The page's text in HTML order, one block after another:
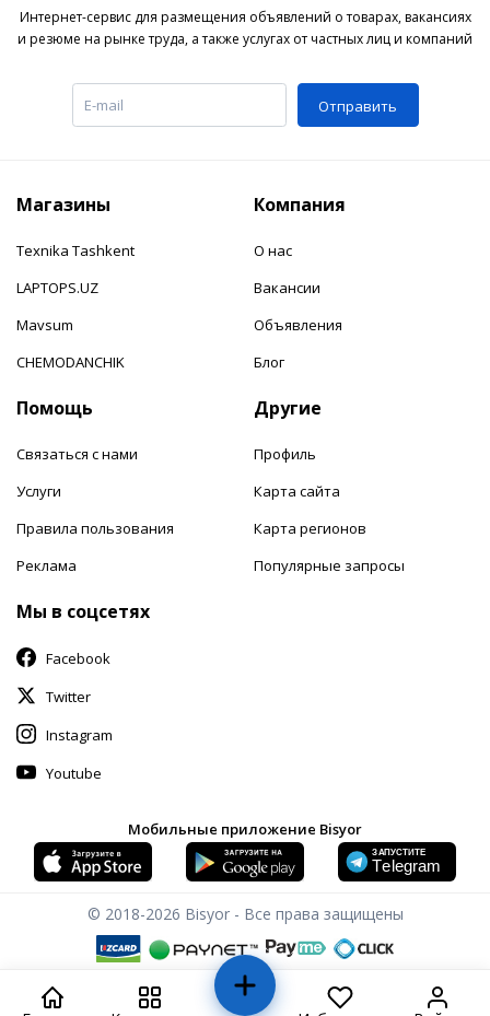
Интернет-сервис для размещения объявлений о товарах, вакансиях
и резюме на рынке труда, а также услугах от частных лиц и компаний
Отправить
Магазины
Texnika Tashkent
LAPTOPS.UZ
Mavsum
CHEMODANCHIK
Компания
О нас
Вакансии
Объявления
Блог
Помощь
Связаться с нами
Услуги
Правила пользования
Реклама
Другие
Профиль
Карта сайта
Карта регионов
Популярные запросы
Мы в соцсетях
Facebook
Twitter
Instagram
Youtube
Мобильные приложение Bisyor
© 2018-2026 Bisyor - Все права защищены